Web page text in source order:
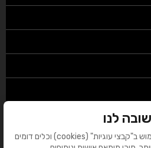
לנו
לידיעתכם, באתר זה נעשה שימוש ב"קבצי עוגיות" (cookies) וכלים דומים